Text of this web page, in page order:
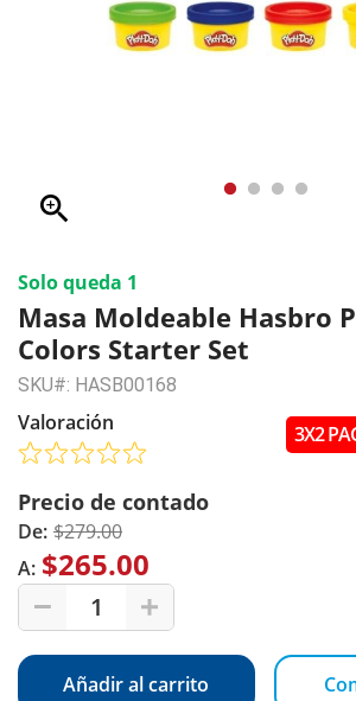
zoom_in
Solo queda 1
Masa Moldeable Hasbro
Colors Starter Set
SKU#: HASB00168
Valoración
Precio de contado
De: $279.00
A: $265.00
1
3X2
Añadir al carrito